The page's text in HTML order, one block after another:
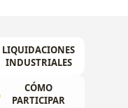
LIQUIDACIONES
INDUSTRIALES
CÓMO
PARTICIPAR